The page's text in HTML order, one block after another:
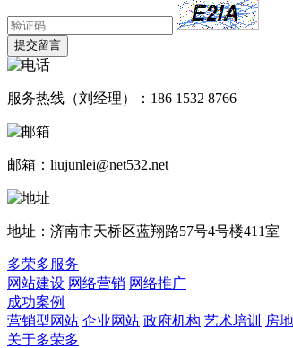
提交留言
服务热线（刘经理）：186 1532 8766
邮箱：liujunlei@net532.net
地址：济南市天桥区蓝翔路57号4号楼411室
多荣多服务
网站建设 网络营销 网络推广
成功案例
营销型网站 企业网站 政府机构 艺术培训 房
关于多荣多